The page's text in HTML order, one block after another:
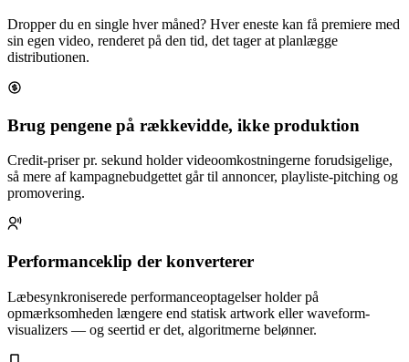
Dropper du en single hver måned? Hver eneste kan få premiere med
sin egen video, renderet på den tid, det tager at planlægge
distributionen.
Brug pengene på rækkevidde, ikke produktion
Credit-priser pr. sekund holder videoomkostningerne forudsigelige,
så mere af kampagnebudgettet går til annoncer, playliste-pitching og
promovering.
Performanceklip der konverterer
Læbesynkroniserede performanceoptagelser holder på
opmærksomheden længere end statisk artwork eller waveform-
visualizers — og seertid er det, algoritmerne belønner.